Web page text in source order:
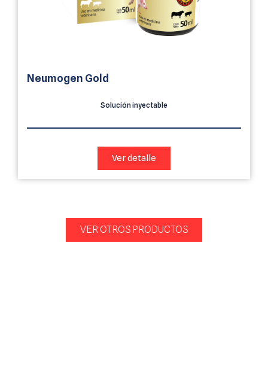
Neumogen Gold
Solución inyectable
Ver detalle
VER OTROS PRODUCTOS